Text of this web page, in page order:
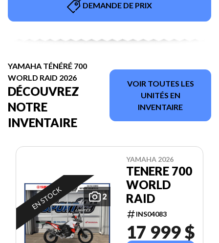
DEMANDE DE PRIX
YAMAHA TÉNÉRÉ 700
WORLD RAID 2026
DÉCOUVREZ
NOTRE
INVENTAIRE
VOIR TOUTES LES
UNITÉS EN
INVENTAIRE
2
EN STOCK
YAMAHA 2026
TENERE 700
WORLD
RAID
INS04083
17 999 $